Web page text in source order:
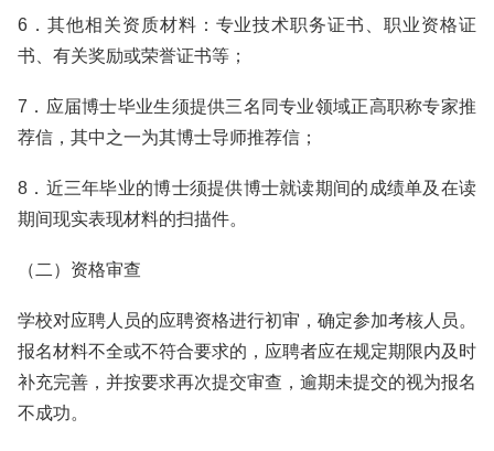
6．其他相关资质材料：专业技术职务证书、职业资格证
书、有关奖励或荣誉证书等；
7．应届博士毕业生须提供三名同专业领域正高职称专家推
荐信，其中之一为其博士导师推荐信；
8．近三年毕业的博士须提供博士就读期间的成绩单及在读
期间现实表现材料的扫描件。
（二）资格审查
学校对应聘人员的应聘资格进行初审，确定参加考核人员。
报名材料不全或不符合要求的，应聘者应在规定期限内及时
补充完善，并按要求再次提交审查，逾期未提交的视为报名
不成功。